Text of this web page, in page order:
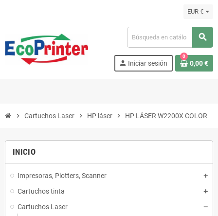
EUR €
search
person Iniciar sesión
0
0,00 €
chevron_right Cartuchos Laser chevron_right HP láser chevron_right HP LÁSER W2200X COLOR
INICIO
Impresoras, Plotters, Scanner
Cartuchos tinta
Cartuchos Laser